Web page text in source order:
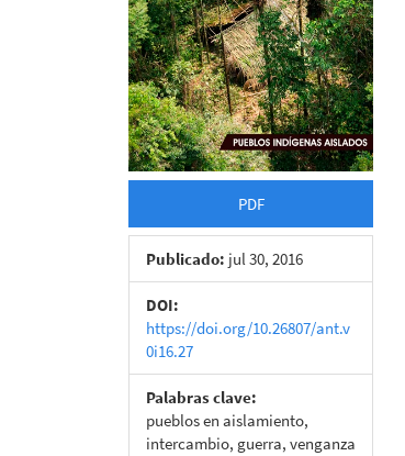
PDF
Publicado: jul 30, 2016
DOI:
https://doi.org/10.26807/ant.v
0i16.27
Palabras clave:
pueblos en aislamiento,
intercambio, guerra, venganza